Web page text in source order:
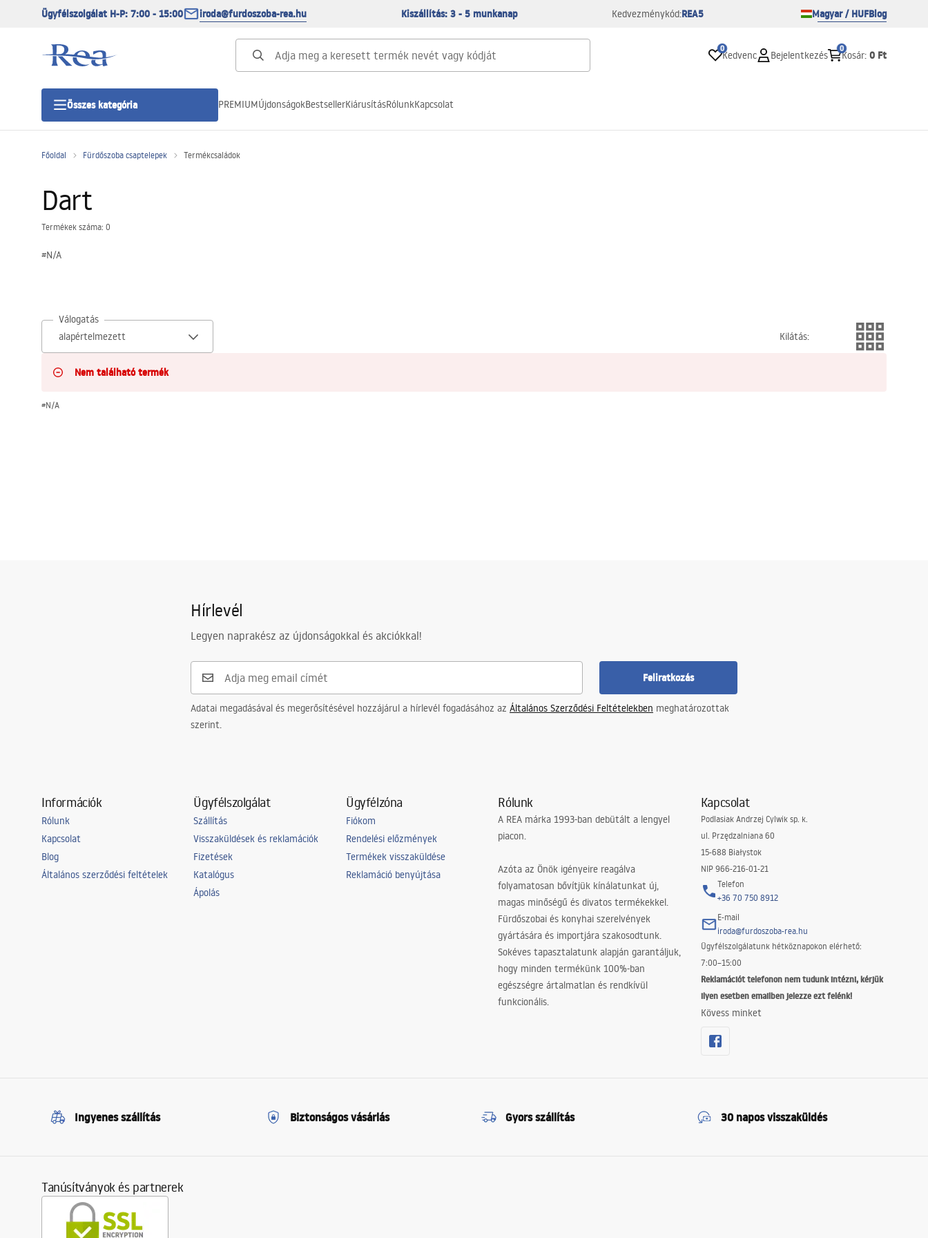
Ügyfélszolgálat H-P: 7:00 - 15:00 iroda@furdoszoba-rea.hu Kiszállítás: 3 - 5 munkanap Kedvezménykód:REA5 Magyar / HUFBlog
0
Kedvenc Bejelentkezés
0
Kosár: 0 Ft
Összes kategória
Zuhanyajtó
WC-csésze készlet bidével
Mosdókagylók
PREMIUMÚjdonságokBestsellerKiárusításRólunkKapcsolat
Főoldal Fürdőszoba csaptelepek Termékcsaládok
Dart
Termékek száma: 0
#N/A
Válogatás
Kilátás:
Nem található termék
#N/A
Hírlevél
Legyen naprakész az újdonságokkal és akciókkal!
Feliratkozás
Adatai megadásával és megerősítésével hozzájárul a hírlevél fogadásához az Általános Szerződési Feltételekben meghatározottak
szerint.
Információk
Rólunk
Kapcsolat
Blog
Általános szerződési feltételek
Ügyfélszolgálat
Szállítás
Visszaküldések és reklamációk
Fizetések
Katalógus
Ápolás
Ügyfélzóna
Fiókom
Rendelési előzmények
Termékek visszaküldése
Reklamáció benyújtása
Rólunk
A REA márka 1993-ban debütált a lengyel
piacon.
Azóta az Önök igényeire reagálva
folyamatosan bővítjük kínálatunkat új,
magas minőségű és divatos termékekkel.
Fürdőszobai és konyhai szerelvények
gyártására és importjára szakosodtunk.
Sokéves tapasztalatunk alapján garantáljuk,
hogy minden termékünk 100%-ban
egészségre ártalmatlan és rendkívül
funkcionális.
Kapcsolat
Podlasiak Andrzej Cylwik sp. k.
ul. Przędzalniana 60
15-688 Białystok
NIP 966-216-01-21
Telefon
+36 70 750 8912
E-mail
iroda@furdoszoba-rea.hu
Ügyfélszolgálatunk hétköznapokon elérhető:
7:00–15:00
Reklamációt telefonon nem tudunk intézni, kérjük
ilyen esetben emailben jelezze ezt felénk!
Kövess minket
Ingyenes szállítás Biztonságos vásárlás Gyors szállítás 30 napos visszaküldés
Tanúsítványok és partnerek